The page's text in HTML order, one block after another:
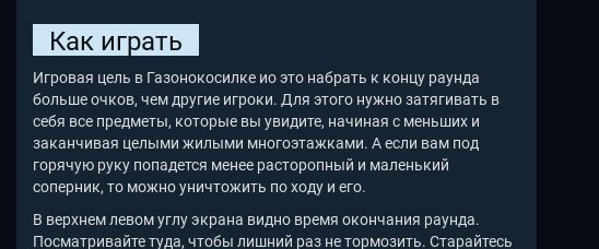
Как играть
Игровая цель в Газонокосилке ио это набрать к концу раунда
больше очков, чем другие игроки. Для этого нужно затягивать в
себя все предметы, которые вы увидите, начиная с меньших и
заканчивая целыми жилыми многоэтажками. А если вам под
горячую руку попадется менее расторопный и маленький
соперник, то можно уничтожить по ходу и его.
В верхнем левом углу экрана видно время окончания раунда.
Посматривайте туда, чтобы лишний раз не тормозить. Старайтесь